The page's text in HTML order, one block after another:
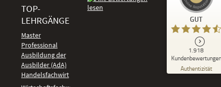
TOP-
LEHRGÄNGE
Master
Professional
Ausbildung der
Ausbilder (AdA)
Handelsfachwirt
GUT
1.918
Kundenbewertungen
Authentizität
Kundenbewertungen und Erfahrungen zu
DeLSt - Deutsches eLearning Studieninstitut
92
%
Empfehlungen auf
ProvenExpert.com